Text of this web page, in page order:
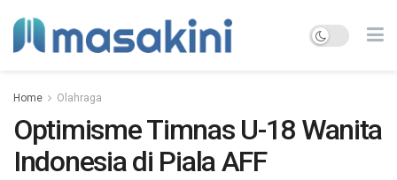
Home Olahraga
Optimisme Timnas U-18 Wanita
Indonesia di Piala AFF